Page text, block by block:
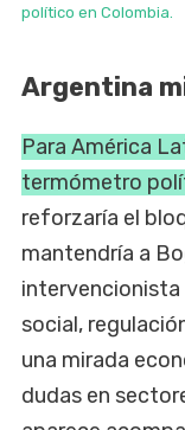
político en Colombia.
Argentina
Para América
termómetro
reforzaría el
mantendría a
intervencionista
social,
una mirada
dudas en